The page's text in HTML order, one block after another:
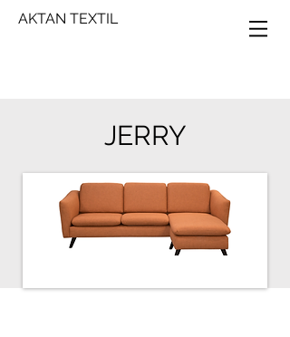
AKTAN TEXTIL
JERRY